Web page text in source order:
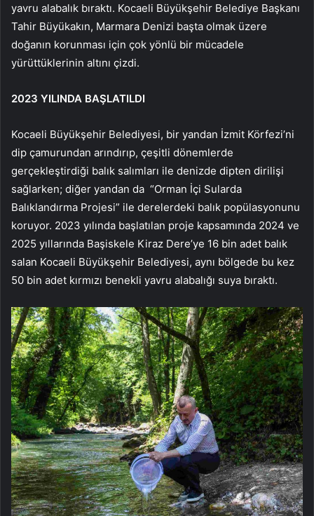
yavru alabalık bıraktı. Kocaeli Büyükşehir Belediye Başkanı
Tahir Büyükakın, Marmara Denizi başta olmak üzere
doğanın korunması için çok yönlü bir mücadele
yürüttüklerinin altını çizdi.
2023 YILINDA BAŞLATILDI
Kocaeli Büyükşehir Belediyesi, bir yandan İzmit Körfezi’ni
dip çamurundan arındırıp, çeşitli dönemlerde
gerçekleştirdiği balık salımları ile denizde dipten dirilişi
sağlarken; diğer yandan da “Orman İçi Sularda
Balıklandırma Projesi” ile derelerdeki balık popülasyonunu
koruyor. 2023 yılında başlatılan proje kapsamında 2024 ve
2025 yıllarında Başiskele Kiraz Dere’ye 16 bin adet balık
salan Kocaeli Büyükşehir Belediyesi, aynı bölgede bu kez
50 bin adet kırmızı benekli yavru alabalığı suya bıraktı.